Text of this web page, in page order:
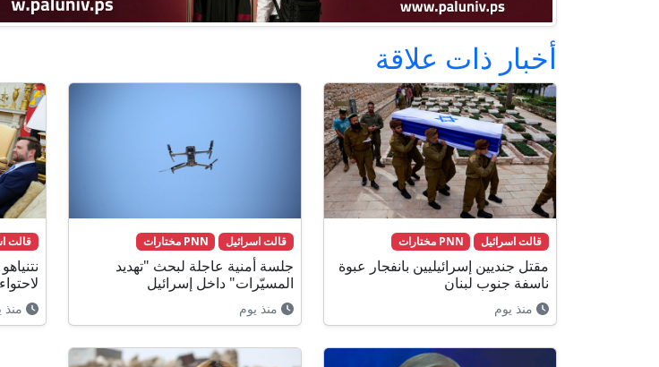
أخبار ذات علاقة
قالت اسرائيل PNN مختارات
مقتل جنديين إسرائيليين بانفجار عبوة
ناسفة جنوب لبنان
منذ يوم
قالت اسرائيل PNN مختارات
جلسة أمنية عاجلة لبحث "تهديد
المسيّرات" داخل إسرائيل
منذ يوم
قالت
منذ